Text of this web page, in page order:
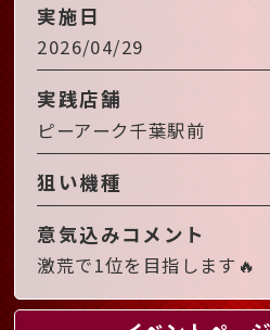
実施日
2026/04/29
実践店舗
ピーアーク千葉駅前
狙い機種
意気込みコメント
激荒で1位を目指します🔥